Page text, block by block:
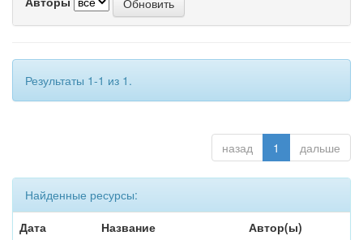
Результаты 1-1 из 1.
назад 1 дальше
Найденные ресурсы:
Дата
Название Автор(ы)